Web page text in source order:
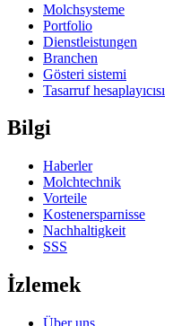
Molchsysteme
Portfolio
Dienstleistungen
Branchen
Gösteri sistemi
Tasarruf hesaplayıcısı
Bilgi
Haberler
Molchtechnik
Vorteile
Kostenersparnisse
Nachhaltigkeit
SSS
İzlemek